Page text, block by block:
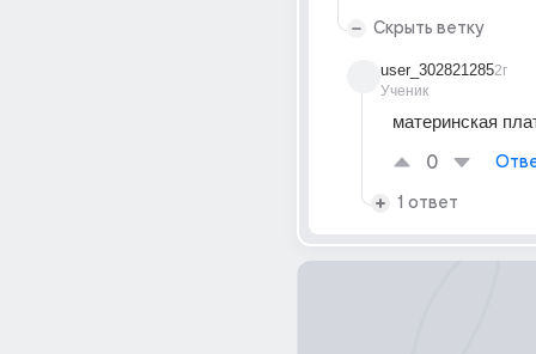
Скрыть ветку
user_302821285
Ученик
2г
материнская
0
1 ответ